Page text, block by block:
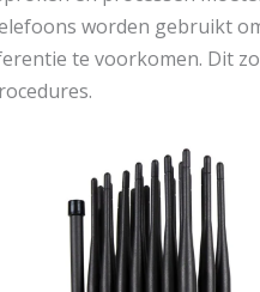
worden gebruikt
te voorkomen. Dit